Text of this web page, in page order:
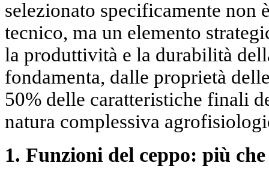
selezionato specificamente non
tecnico, ma un elemento
la produttività e la durabilità
fondamenta, dalle proprietà
50% delle caratteristiche finali
natura complessiva
1. Funzioni del ceppo: più